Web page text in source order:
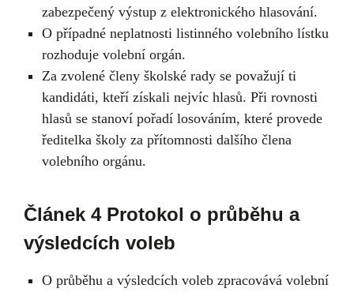
zabezpečený výstup z elektronického hlasování.
O případné neplatnosti listinného volebního lístku
rozhoduje volební orgán.
Za zvolené členy školské rady se považují ti
kandidáti, kteří získali nejvíc hlasů. Při rovnosti
hlasů se stanoví pořadí losováním, které provede
ředitelka školy za přítomnosti dalšího člena
volebního orgánu.
Článek 4 Protokol o průběhu a
výsledcích voleb
O průběhu a výsledcích voleb zpracovává volební